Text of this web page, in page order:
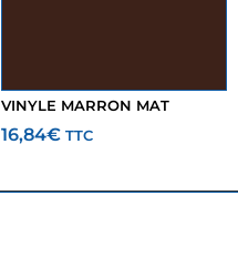
VINYLE MARRON MAT
16,84€ TTC